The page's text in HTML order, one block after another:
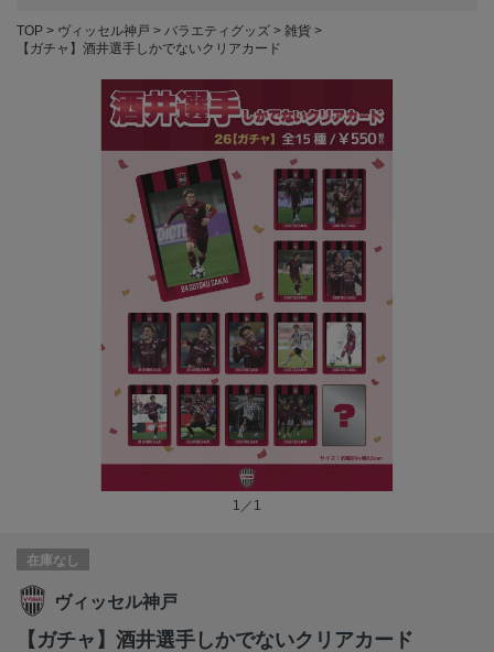
TOP ヴィッセル神戸 バラエティグッズ
雑貨
【ガチャ】酒井選手しかでないクリアカード
1／1
在庫なし
ヴィッセル神戸
【ガチャ】酒井選手しかでないクリアカード